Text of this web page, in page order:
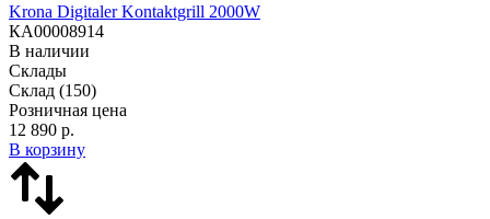
Krona Digitaler Kontaktgrill 2000W
КА00008914
В наличии
Склады
Склад (150)
Розничная цена
12 890 р.
В корзину